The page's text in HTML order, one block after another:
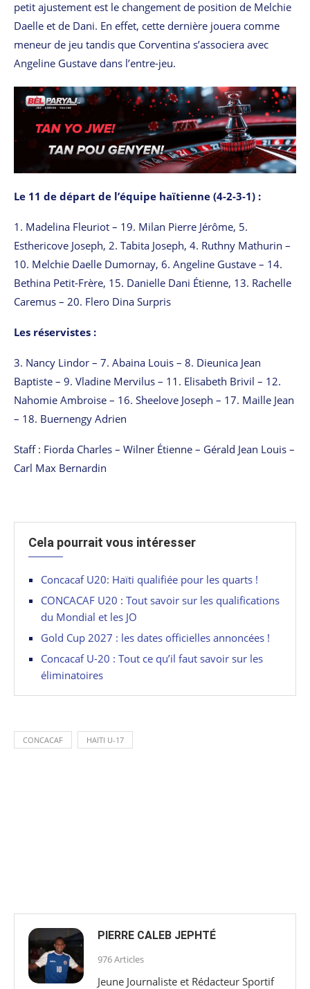
petit ajustement est le changement de position de Melchie
Daelle et de Dani. En effet, cette dernière jouera comme
meneur de jeu tandis que Corventina s’associera avec
Angeline Gustave dans l’entre-jeu.
Le 11 de départ de l’équipe haïtienne (4-2-3-1) :
1. Madelina Fleuriot – 19. Milan Pierre Jérôme, 5.
Esthericove Joseph, 2. Tabita Joseph, 4. Ruthny Mathurin –
10. Melchie Daelle Dumornay, 6. Angeline Gustave – 14.
Bethina Petit-Frère, 15. Danielle Dani Étienne, 13. Rachelle
Caremus – 20. Flero Dina Surpris
Les réservistes :
3. Nancy Lindor – 7. Abaina Louis – 8. Dieunica Jean
Baptiste – 9. Vladine Mervilus – 11. Elisabeth Brivil – 12.
Nahomie Ambroise – 16. Sheelove Joseph – 17. Maille Jean
– 18. Buernengy Adrien
Staff : Fiorda Charles – Wilner Étienne – Gérald Jean Louis –
Carl Max Bernardin
Cela pourrait vous intéresser
Concacaf U20: Haïti qualifiée pour les quarts !
CONCACAF U20 : Tout savoir sur les qualifications
du Mondial et les JO
Gold Cup 2027 : les dates officielles annoncées !
Concacaf U-20 : Tout ce qu’il faut savoir sur les
éliminatoires
CONCACAF HAITI U-17
PIERRE CALEB JEPHTÉ
976 Articles
Jeune Journaliste et Rédacteur Sportif